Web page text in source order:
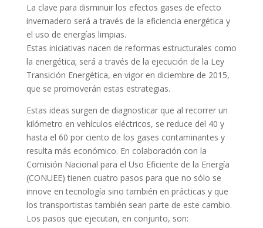
La clave para disminuir los efectos gases de efecto
invernadero será a través de la eficiencia energética y
el uso de energías limpias.
Estas iniciativas nacen de reformas estructurales como
la energética; será a través de la ejecución de la Ley
Transición Energética, en vigor en diciembre de 2015,
que se promoverán estas estrategias.
Estas ideas surgen de diagnosticar que al recorrer un
kilómetro en vehículos eléctricos, se reduce del 40 y
hasta el 60 por ciento de los gases contaminantes y
resulta más económico. En colaboración con la
Comisión Nacional para el Uso Eficiente de la Energía
(CONUEE) tienen cuatro pasos para que no sólo se
innove en tecnología sino también en prácticas y que
los transportistas también sean parte de este cambio.
Los pasos que ejecutan, en conjunto, son: